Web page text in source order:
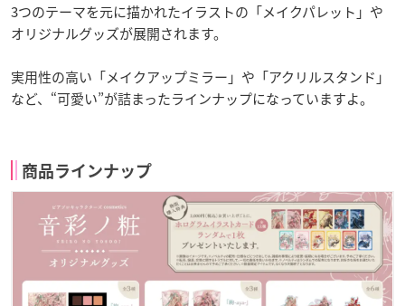
3つのテーマを元に描かれたイラストの「メイクパレット」や
オリジナルグッズが展開されます。
実用性の高い「メイクアップミラー」や「アクリルスタンド」
など、“可愛い”が詰まったラインナップになっていますよ。
商品ラインナップ